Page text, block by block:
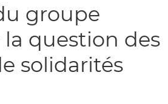
groupe
la question des
solidarités